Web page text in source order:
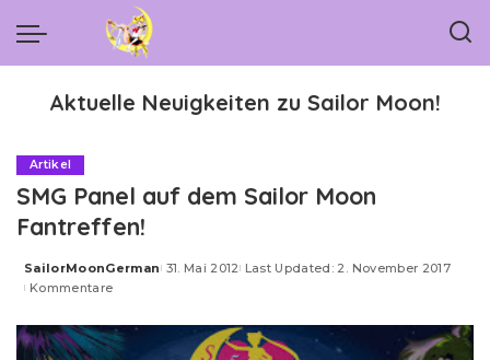
Aktuelle Neuigkeiten zu Sailor Moon!
Artikel
SMG Panel auf dem Sailor Moon
Fantreffen!
Posted
by
SailorMoonGerman 31. Mai 2012 Last Updated: 2. November 2017
Kommentare